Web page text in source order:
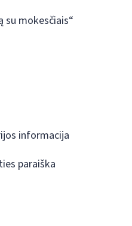
su mokesčiais“
informacija
paraiška